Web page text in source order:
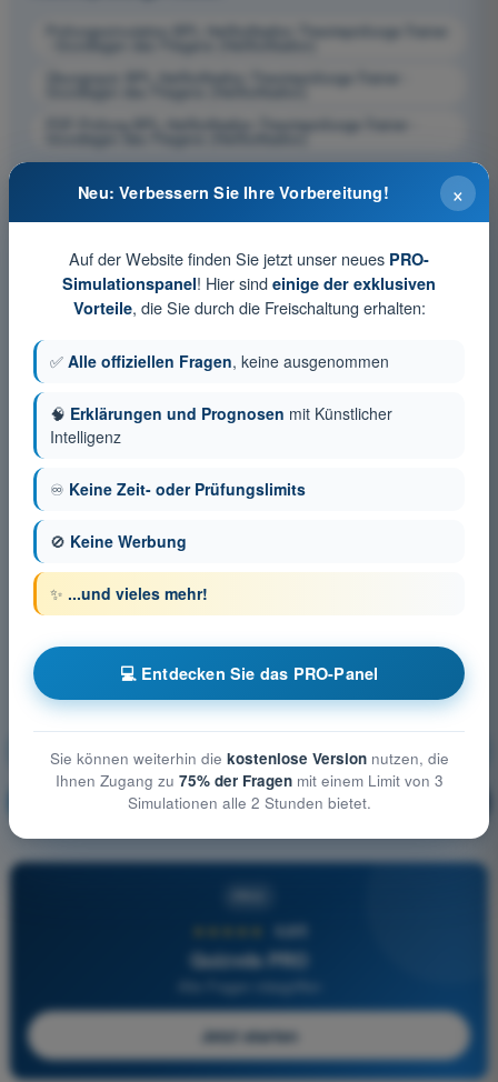
Prüfungssimulation BPL Heißluftballon Theorieprüfungs-Trainer
Übungsquiz BPL Heißluftballon Theorieprüfungs-Trainer -
PDF-Prüfung BPL Heißluftballon Theorieprüfungs-Trainer -
Grundlagen des Fliegens (Heißluftballon)
Ausbildung! 🔒 PRO Erläuterung der Frage
4,6/5
Quizvds PRO
Alle Fragen inbegriffen
Jetzt starten
×
Neu: Verbessern Sie Ihre Vorbereitung!
Auf der Website finden Sie jetzt unser neues PRO-
Simulationspanel! Hier sind einige der exklusiven
Vorteile, die Sie durch die Freischaltung erhalten:
✅ Alle offiziellen Fragen, keine ausgenommen
🧠 Erklärungen und Prognosen mit Künstlicher
Intelligenz
♾️ Keine Zeit- oder Prüfungslimits
🚫 Keine Werbung
✨ ...und vieles mehr!
💻 Entdecken Sie das PRO-Panel
Sie können weiterhin die kostenlose Versionnutzen, die
Ihnen Zugang zu 75% der Fragenmit einem Limit von 3
Simulationen alle 2 Stunden bietet.